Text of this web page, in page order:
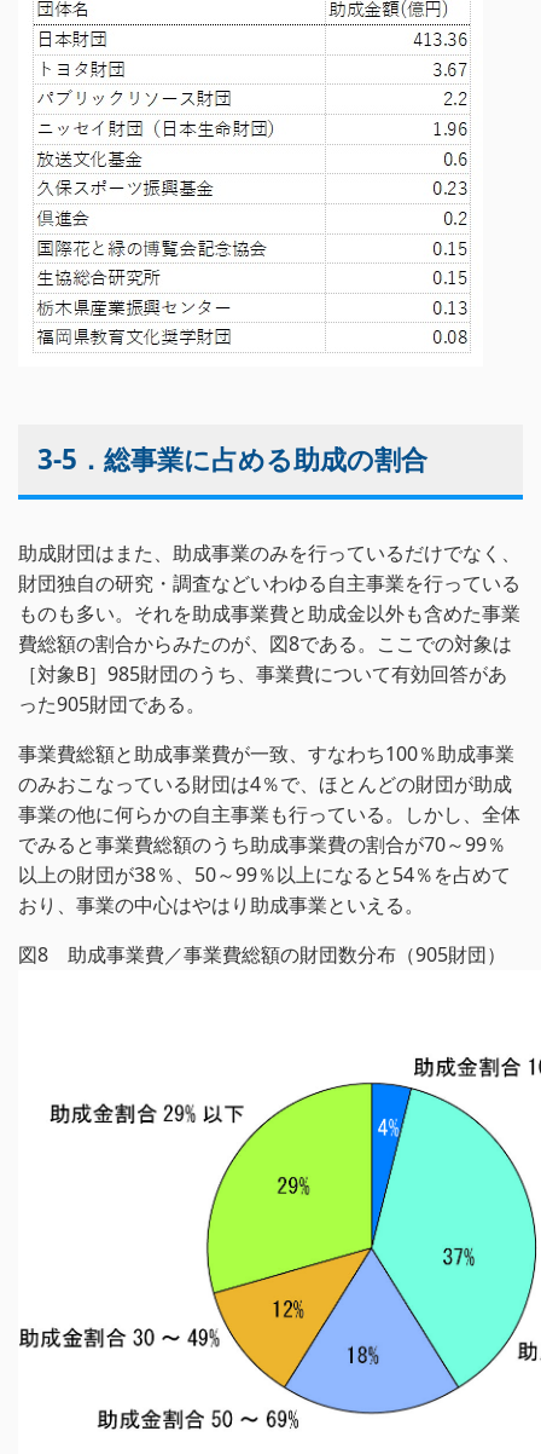
3-5．総事業に占める助成の割合
助成財団はまた、助成事業のみを行っているだけでなく、
財団独自の研究・調査などいわゆる自主事業を行っている
ものも多い。それを助成事業費と助成金以外も含めた事業
費総額の割合からみたのが、図8である。ここでの対象は
［対象B］985財団のうち、事業費について有効回答があ
った905財団である。
事業費総額と助成事業費が一致、すなわち100％助成事業
のみおこなっている財団は4％で、ほとんどの財団が助成
事業の他に何らかの自主事業も行っている。しかし、全体
でみると事業費総額のうち助成事業費の割合が70～99％
以上の財団が38％、50～99％以上になると54％を占めて
おり、事業の中心はやはり助成事業といえる。
図8 助成事業費／事業費総額の財団数分布（905財団）